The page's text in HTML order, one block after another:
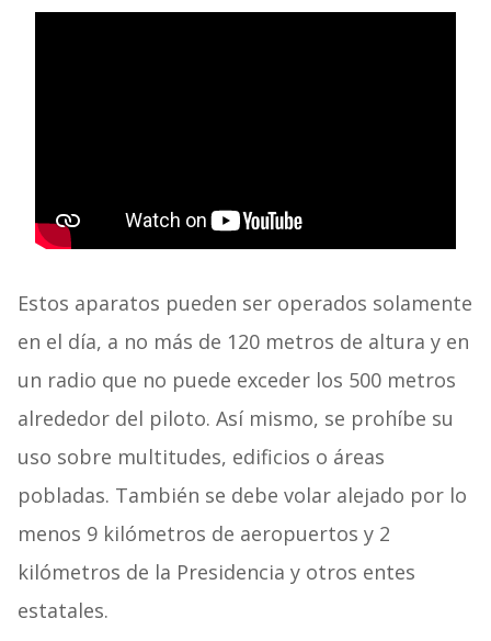
Estos aparatos pueden ser operados solamente
en el día, a no más de 120 metros de altura y en
un radio que no puede exceder los 500 metros
alrededor del piloto. Así mismo, se prohíbe su
uso sobre multitudes, edificios o áreas
pobladas. También se debe volar alejado por lo
menos 9 kilómetros de aeropuertos y 2
kilómetros de la Presidencia y otros entes
estatales.